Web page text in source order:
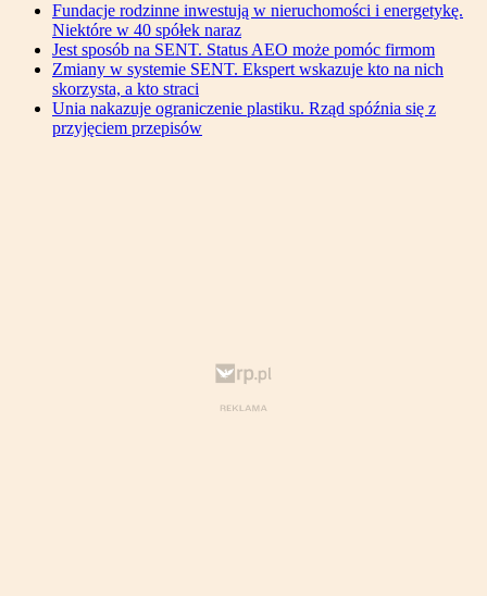
Fundacje rodzinne inwestują w nieruchomości i energetykę.
Niektóre w 40 spółek naraz
Jest sposób na SENT. Status AEO może pomóc firmom
Zmiany w systemie SENT. Ekspert wskazuje kto na nich
skorzysta, a kto straci
Unia nakazuje ograniczenie plastiku. Rząd spóźnia się z
przyjęciem przepisów